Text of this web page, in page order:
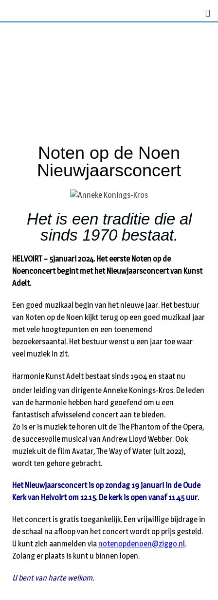
Noten op de Noen
Nieuwjaarsconcert
Het is een traditie die al
sinds 1970 bestaat.
HELVOIRT – 5januari 2024. Het eerste Noten op de
Noenconcert begint met het Nieuwjaarsconcert van Kunst
Adelt.
Een goed muzikaal begin van het nieuwe jaar. Het bestuur
van Noten op de Noen kijkt terug op een goed muzikaal jaar
met vele hoogtepunten en een toenemend
bezoekersaantal. Het bestuur wenst u een jaar toe waar
veel muziek in zit.
Harmonie Kunst Adelt bestaat sinds 1904 en staat nu
onder leiding van dirigente Anneke Konings-Kros. De leden
van de harmonie hebben hard geoefend om u een
fantastisch afwisselend concert aan te bieden.
Zo is er is muziek te horen uit de The Phantom of the Opera,
de succesvolle musical van Andrew Lloyd Webber. Ook
muziek uit de film Avatar, The Way of Water (uit 2022),
wordt ten gehore gebracht.
Het Nieuwjaarsconcert is op zondag 19 januari in de Oude
Kerk van Helvoirt om 12.15. De kerk is open vanaf 11.45 uur.
Het concert is gratis toegankelijk. Een vrijwillige bijdrage in
de schaal na afloop van het concert wordt op prijs gesteld.
U kunt zich aanmelden via notenopdenoen@ziggo.nl.
Zolang er plaats is kunt u binnen lopen.
U bent van harte welkom.